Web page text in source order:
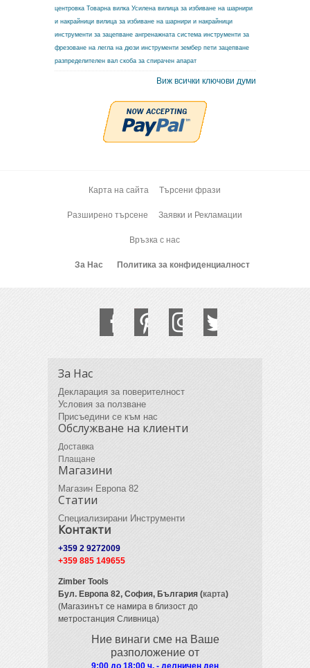
центровка Товарна вилка Усилена вилица за избиване на шарнири
и накрайници вилица за избиване на шарнири и накрайници
инструменти за зацепване ангренажната система инструменти за
фрезоване на легла на дюзи инструменти зембер пети зацепване
разпределителен вал скоба за спирачен апарат
Виж всички ключови думи
Карта на сайта Търсени фрази
Разширено търсене Заявки и Рекламации
Връзка с нас
За Нас Политика за конфиденциалност
За Нас
Декларация за поверителност
Условия за ползване
Присъедини се към нас
Обслужване на клиенти
Доставка
Плащане
Магазини
Магазин Европа 82
Статии
Специализирани Инструменти
Контакти
+359 2 9272009
+359 885 149655
Zimber Tools
Бул. Европа 82, София, България (карта)
(Магазинът се намира в близост до
метростанция Сливница)
Ние винаги сме на Ваше
разположение от
9:00 до 18:00 ч. - делничен ден